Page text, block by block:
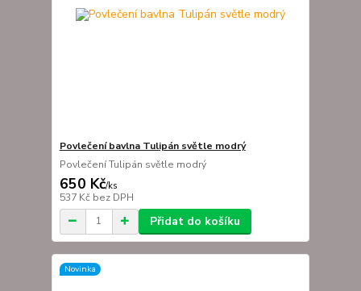
Povlečení bavlna Tulipán světle modrý
Povlečení Tulipán světle modrý
650 Kč/ks
537 Kč bez DPH
Přidat do košíku
Novinka